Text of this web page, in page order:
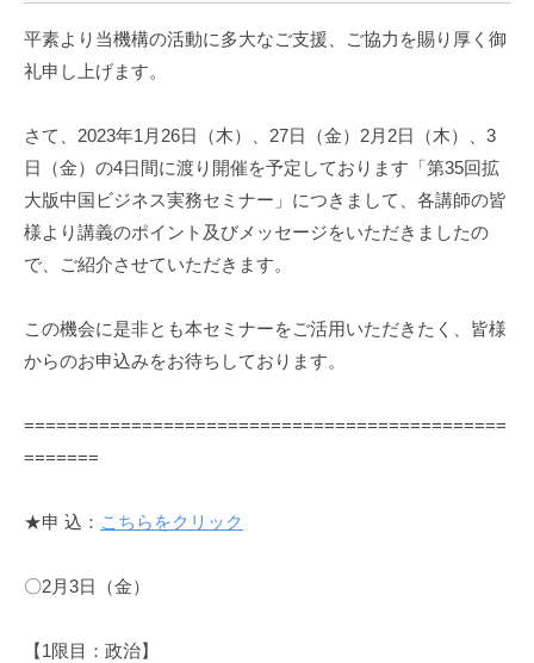
機
構
日
中
資
促
進
構
(
c
i
平素より当機構の活動に多大なご支援、ご協力を賜り厚く御
礼申し上げます。
さて、2023年1月26日（木）、27日（金）2月2日（木）、3
日（金）の4日間に渡り開催を予定しております「第35回拡
大版中国ビジネス実務セミナー」につきまして、各講師の皆
様より講義のポイント及びメッセージをいただきましたの
で、ご紹介させていただきます。
この機会に是非とも本セミナーをご活用いただきたく、皆様
からのお申込みをお待ちしております。
=============================================
=======
★申 込： こちらをクリック
〇2月3日（金）
【1限目：政治】